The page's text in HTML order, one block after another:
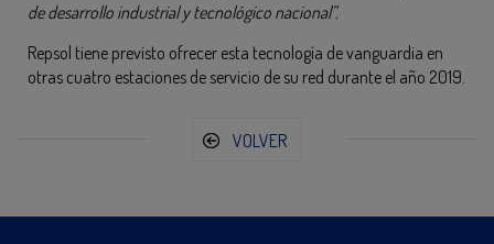
de desarrollo industrial y tecnológico nacional”.
Repsol tiene previsto ofrecer esta tecnología de vanguardia en
otras cuatro estaciones de servicio de su red durante el año 2019.
VOLVER